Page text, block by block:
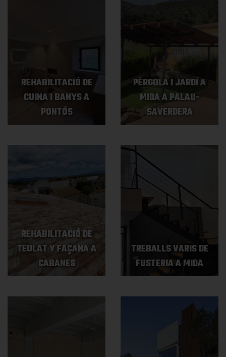
REHABILITACIÓ DE
CUINA I BANYS A
PONTÓS
PÈRGOLA I JARDÍ A
MIDA A PALAU-
SAVERDERA
REHABILITACIÓ DE
TEULAT Y FAÇANA A
CABANES
TREBALLS VARIS DE
FUSTERIA A MIDA